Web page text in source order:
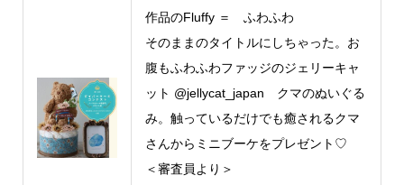
作品のFluffy ＝ ふわふわ
そのままのタイトルにしちゃった。お
腹もふわふわファッジのジェリーキャ
ット @jellycat_japan クマのぬいぐる
み。触っているだけでも癒されるクマ
さんからミニブーケをプレゼント♡
＜審査員より＞